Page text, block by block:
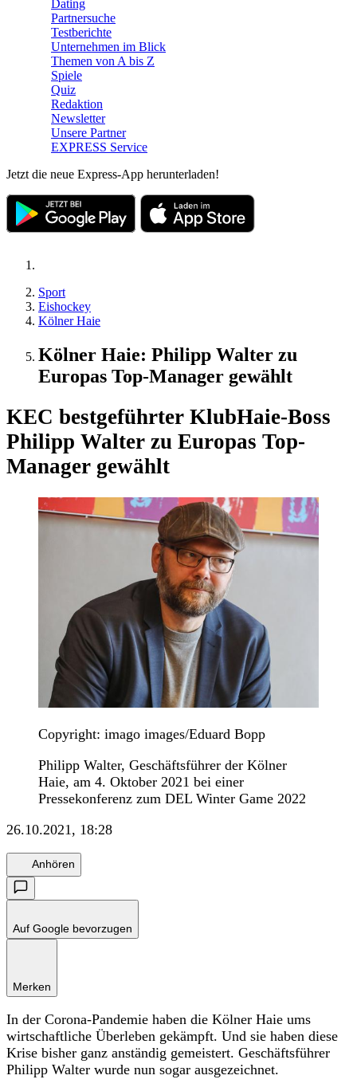
Dating
Partnersuche
Testberichte
Unternehmen im Blick
Themen von A bis Z
Spiele
Quiz
Redaktion
Newsletter
Unsere Partner
EXPRESS Service
Jetzt die neue Express-App herunterladen!
Sport
Eishockey
Kölner Haie
Kölner Haie: Philipp Walter zu
Europas Top-Manager gewählt
KEC bestgeführter KlubHaie-Boss
Philipp Walter zu Europas Top-
Manager gewählt
Copyright: imago images/Eduard Bopp
Philipp Walter, Geschäftsführer der Kölner
Haie, am 4. Oktober 2021 bei einer
Pressekonferenz zum DEL Winter Game 2022
26.10.2021, 18:28
Anhören
Auf Google bevorzugen
Merken
In der Corona-Pandemie haben die Kölner Haie ums
wirtschaftliche Überleben gekämpft. Und sie haben diese
Krise bisher ganz anständig gemeistert. Geschäftsführer
Philipp Walter wurde nun sogar ausgezeichnet.